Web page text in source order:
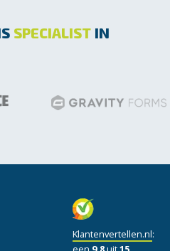
SPECIALIST IN
Klantenvertellen.nl: